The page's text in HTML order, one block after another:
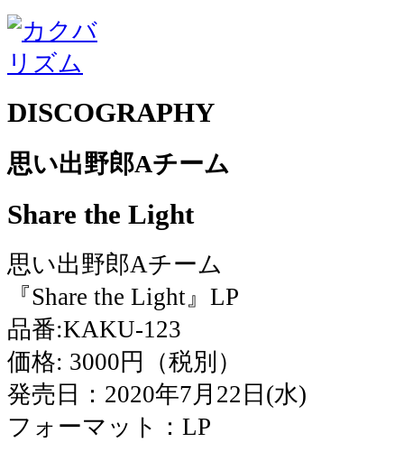
DISCOGRAPHY
思い出野郎Aチーム
Share the Light
思い出野郎Aチーム
『Share the Light』LP
品番:KAKU-123
価格: 3000円（税別）
発売日：2020年7月22日(水)
フォーマット：LP